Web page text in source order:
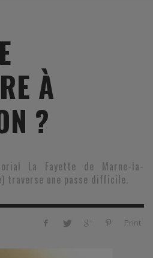
À
?
La Fayette de Marne-la-
traverse une passe difficile.
Print